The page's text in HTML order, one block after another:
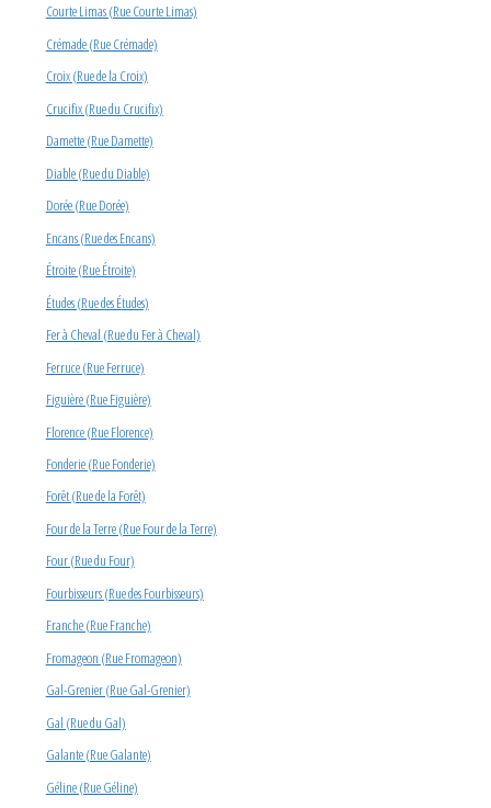
Courte Limas (Rue Courte Limas)
Crémade (Rue Crémade)
Croix (Rue de la Croix)
Crucifix (Rue du Crucifix)
Damette (Rue Damette)
Diable (Rue du Diable)
Dorée (Rue Dorée)
Encans (Rue des Encans)
Étroite (Rue Étroite)
Études (Rue des Études)
Fer à Cheval (Rue du Fer à Cheval)
Ferruce (Rue Ferruce)
Figuière (Rue Figuière)
Florence (Rue Florence)
Fonderie (Rue Fonderie)
Forêt (Rue de la Forêt)
Four de la Terre (Rue Four de la Terre)
Four (Rue du Four)
Fourbisseurs (Rue des Fourbisseurs)
Franche (Rue Franche)
Fromageon (Rue Fromageon)
Gal-Grenier (Rue Gal-Grenier)
Gal (Rue du Gal)
Galante (Rue Galante)
Géline (Rue Géline)